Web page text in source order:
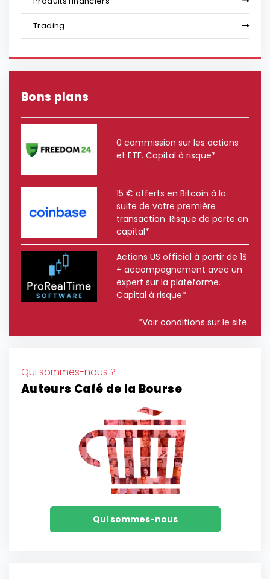
Trading
Bons plans
0 commission sur les actions
et ETF. Capital à risque*
15 € offerts en Bitcoin à la
suite de votre première
transaction. Risque de perte en
capital*
Actions US officiel à partir de 1$
+ accompagnement avec un
expert sur la plateforme.
Capital à risque*
*Voir conditions sur le site.
Qui sommes-nous ?
Auteurs Café de la Bourse
Qui sommes-nous